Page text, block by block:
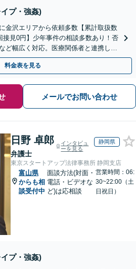
プ・強姦)
金沢エリアから依頼多数【累計取扱数
見0円】少年事件の相談多数あり！否
ど幅広く対応。医療関係者と連携しス
同行」もご相談ください
料金表を見る
メールでお問い合わせ
日野 卓郎
弁護士
インタビュ
ーを見る
静岡県
東京スタートアップ法律事務所 静岡支店
富山県
からも相
談受付中
面談方法(対面・
電話・ビデオな
ど)は応相談
営業時間：06:
30~22:00（土
日祝日）
プ・強姦)